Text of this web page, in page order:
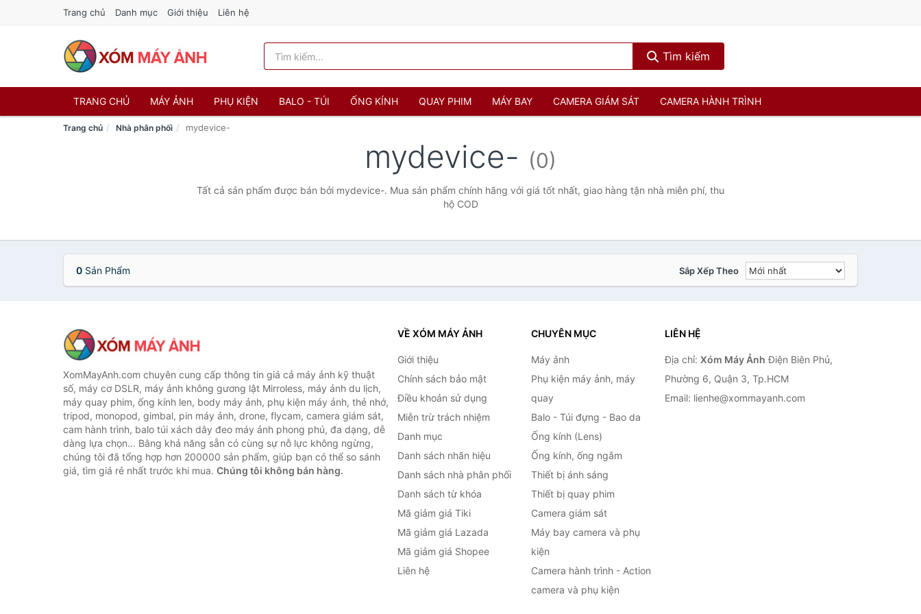
Trang chủ Danh mục Giới thiệu Liên hệ
Tìm kiếm
TRANG CHỦ MÁY ẢNH PHỤ KIỆN BALO - TÚI ỐNG KÍNH QUAY PHIM MÁY BAY CAMERA GIÁM SÁT CAMERA HÀNH TRÌNH
Trang chủ Nhà phân phối mydevice-
mydevice- (0)
Tất cả sản phẩm được bán bởi mydevice-. Mua sản phẩm chính hãng với giá tốt nhất, giao hàng tận nhà miễn phí, thu
hộ COD
0 Sản Phẩm Sắp Xếp Theo
XomMayAnh.com chuyên cung cấp thông tin giá cả máy ảnh kỹ thuật
số, máy cơ DSLR, máy ảnh không gương lật Mirroless, máy ảnh du lịch,
máy quay phim, ống kính len, body máy ảnh, phụ kiện máy ảnh, thẻ nhớ,
tripod, monopod, gimbal, pin máy ảnh, drone, flycam, camera giám sát,
cam hành trình, balo túi xách dây đeo máy ảnh phong phú, đa dạng, dễ
dàng lựa chọn... Bằng khả năng sẵn có cùng sự nỗ lực không ngừng,
chúng tôi đã tổng hợp hơn 200000 sản phẩm, giúp bạn có thể so sánh
giá, tìm giá rẻ nhất trước khi mua. Chúng tôi không bán hàng.
VỀ XÓM MÁY ẢNH
Giới thiệu
Chính sách bảo mật
Điều khoản sử dụng
Miễn trừ trách nhiệm
Danh mục
Danh sách nhãn hiệu
Danh sách nhà phân phối
Danh sách từ khóa
Mã giảm giá Tiki
Mã giảm giá Lazada
Mã giảm giá Shopee
Liên hệ
CHUYÊN MỤC
Máy ảnh
Phụ kiện máy ảnh, máy
quay
Balo - Túi đựng - Bao da
Ống kính (Lens)
Ống kính, ống ngắm
Thiết bị ánh sáng
Thiết bị quay phim
Camera giám sát
Máy bay camera và phụ
kiện
Camera hành trình - Action
camera và phụ kiện
LIÊN HỆ
Địa chỉ: Xóm Máy Ảnh Điện Biên Phủ,
Phường 6, Quận 3, Tp.HCM
Email: lienhe@xommayanh.com